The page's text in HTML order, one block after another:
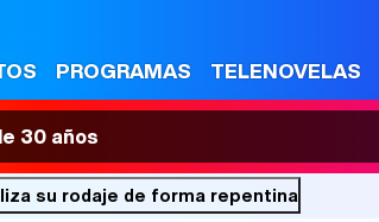
PROGRAMAS TELENOVELAS
30 años
su rodaje de forma repentina